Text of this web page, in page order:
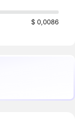
$ 0,0086